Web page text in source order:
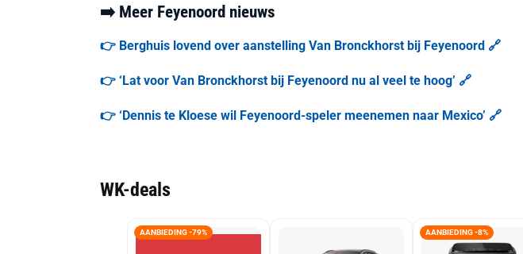
➡️ Meer Feyenoord nieuws
👉 Berghuis lovend over aanstelling Van Bronckhorst bij Feyenoord 🔗
👉 ‘Lat voor Van Bronckhorst bij Feyenoord nu al veel te hoog’ 🔗
👉 ‘Dennis te Kloese wil Feyenoord-speler meenemen naar Mexico’ 🔗
WK-deals
AANBIEDING -79% AANBIEDING -8%